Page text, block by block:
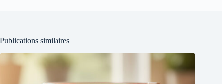
Publications similaires